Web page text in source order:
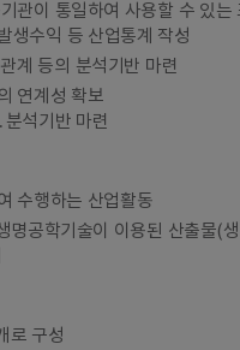
관이 통일하여 사용할 수 있는
생수익 등 산업통계 작성
계 등의 분석기반 마련
연계성 확보
석기반 마련
수행하는 산업활동
공학기술이 이용된 산출물(
로 구성